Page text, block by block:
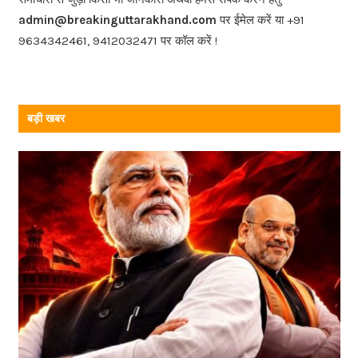
o
k
admin@breakinguttarakhand.com पर ईमेल करें या +91
9634342461, 9412032471 पर कॉल करें !
बड़ी खबर